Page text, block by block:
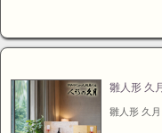
で、京都の伝統的な
雛人形 久
雛人形 久